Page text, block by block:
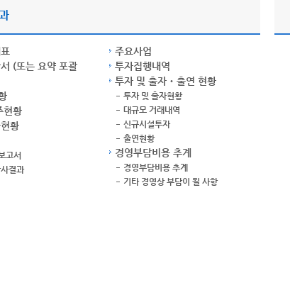
(또는 요약 포괄
현황
황
고서
결과
주요사업
투자집행내역
투자 및 출자‧출연 현황
투자 및 출자현황
대규모 거래내역
신규시설투자
출연현황
경영부담비용 추계
경영부담비용 추계
기타 경영상 부담이 될 사항